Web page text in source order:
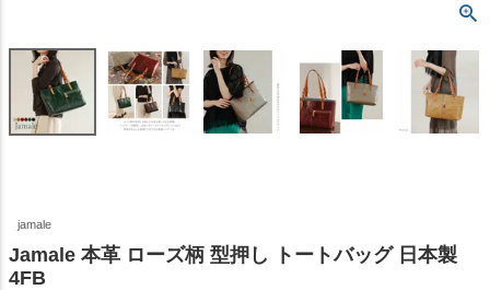
jamale
Jamale 本革 ローズ柄 型押し トートバッグ 日本製
4FB